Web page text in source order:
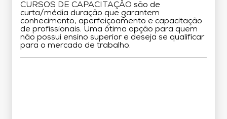
CURSOS DE CAPACITAÇÃO são de
curta/média duração que garantem
conhecimento, aperfeiçoamento e capacitação
de profissionais. Uma ótima opção para quem
não possui ensino superior e deseja se qualificar
para o mercado de trabalho.